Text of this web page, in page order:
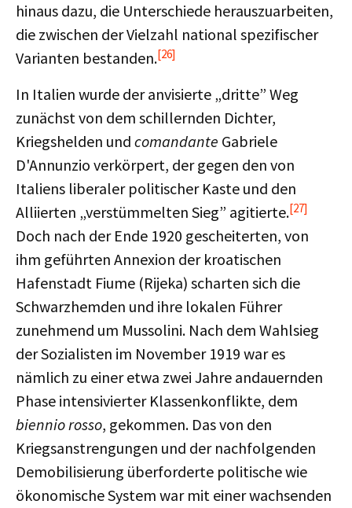
hinaus dazu, die Unterschiede herauszuarbeiten,
die zwischen der Vielzahl national spezifischer
Varianten bestanden.[26]
In Italien wurde der anvisierte „dritte” Weg
zunächst von dem schillernden Dichter,
Kriegshelden und comandante Gabriele
D'Annunzio verkörpert, der gegen den von
Italiens liberaler politischer Kaste und den
Alliierten „verstümmelten Sieg” agitierte.[27]
Doch nach der Ende 1920 gescheiterten, von
ihm geführten Annexion der kroatischen
Hafenstadt Fiume (Rijeka) scharten sich die
Schwarzhemden und ihre lokalen Führer
zunehmend um Mussolini. Nach dem Wahlsieg
der Sozialisten im November 1919 war es
nämlich zu einer etwa zwei Jahre andauernden
Phase intensivierter Klassenkonflikte, dem
biennio rosso, gekommen. Das von den
Kriegsanstrengungen und der nachfolgenden
Demobilisierung überforderte politische wie
ökonomische System war mit einer wachsenden